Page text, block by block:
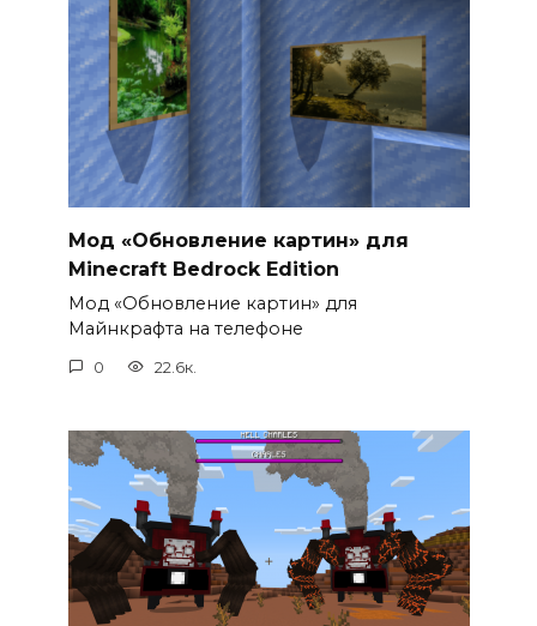
Мод «Обновление картин» для
Minecraft Bedrock Edition
Мод «Обновление картин» для
Майнкрафта на телефоне
0 22.6к.